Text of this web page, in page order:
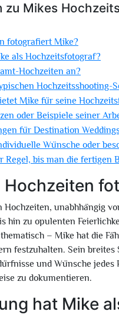
zu Mikes
fotografiert Mike?
als Hochzeitsfotograf?
Hochzeiten an?
Hochzeitsshooting-
Mike für seine
oder Beispiele seiner
für Destination
Wünsche oder
Regel, bis man die fertigen
Hochzeiten
unabhhängig
hin zu opulenten
– Mike hat die
festzuhalten. Sein
und Wünsche
zu dokumentieren.
hat Mike